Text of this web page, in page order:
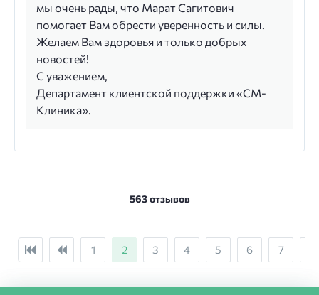
мы очень рады, что Марат Сагитович
помогает Вам обрести уверенность и силы.
Желаем Вам здоровья и только добрых
новостей!
С уважением,
Департамент клиентской поддержки «СМ-
Клиника».
563 отзывов
1 2 3 4 5 6 7